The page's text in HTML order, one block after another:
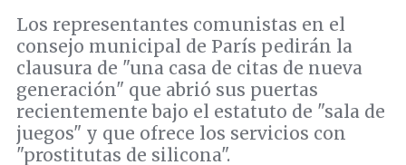
Los representantes comunistas en el
consejo municipal de París pedirán la
clausura de "una casa de citas de nueva
generación" que abrió sus puertas
recientemente bajo el estatuto de "sala de
juegos" y que ofrece los servicios con
"prostitutas de silicona".